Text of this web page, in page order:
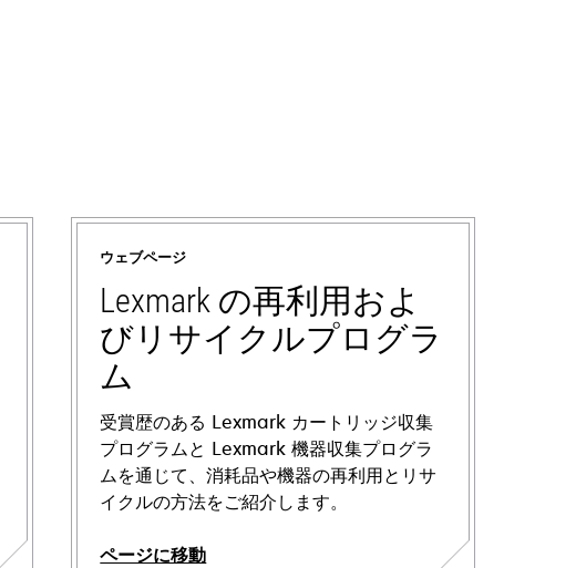
ウェブページ
Lexmark の再利用およ
びリサイクルプログラ
ム
受賞歴のある Lexmark カートリッジ収集
プログラムと Lexmark 機器収集プログラ
ムを通じて、消耗品や機器の再利用とリサ
イクルの方法をご紹介します。
ページに移動